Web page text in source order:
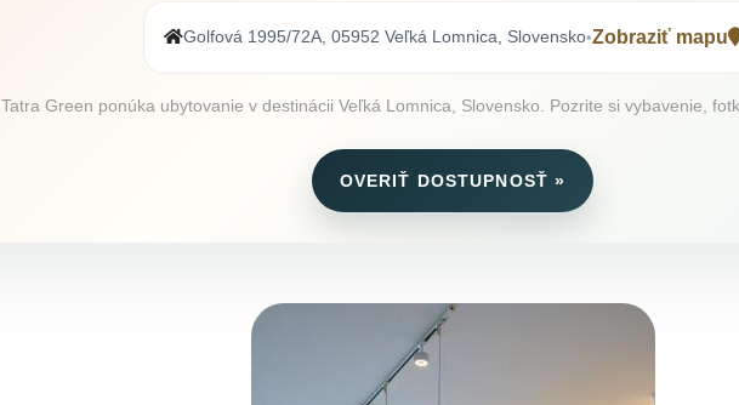
Golfová 1995/72A, 05952 Veľká Lomnica, Slovensko•Zobraziť mapu
Tatra Green ponúka ubytovanie v destinácii Veľká Lomnica, Slovensko. Pozrite si vybavenie,
OVERIŤ DOSTUPNOSŤ »